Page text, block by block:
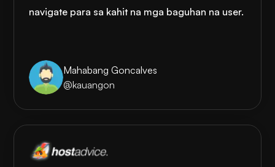
navigate para sa kahit na mga baguhan na user.
Mahabang Goncalves
@kauangon